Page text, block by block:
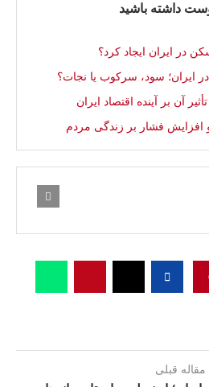
داشته باشید
در ایران ایجاد کرد؟
ایران؛ سود، سرکوب یا نجات؟
آن بر آینده اقتصاد ایران
افزایش فشار بر زندگی مردم
مقاله قبلی